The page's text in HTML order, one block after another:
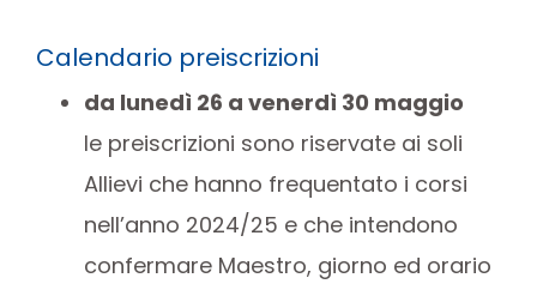
Calendario preiscrizioni
da lunedì 26 a venerdì 30 maggio
le preiscrizioni sono riservate ai soli
Allievi che hanno frequentato i corsi
nell’anno 2024/25 e che intendono
confermare Maestro, giorno ed orario